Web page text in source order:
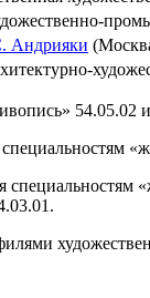
Андрияки
54.05.02